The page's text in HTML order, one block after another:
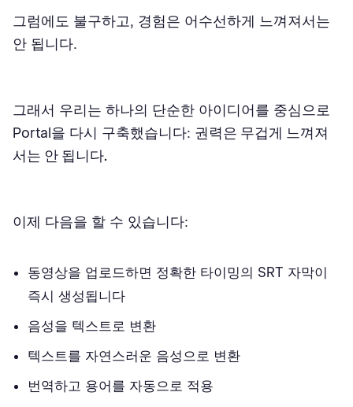
그럼에도 불구하고, 경험은 어수선하게 느껴져서는
안 됩니다.
그래서 우리는 하나의 단순한 아이디어를 중심으로
Portal을 다시 구축했습니다: 권력은 무겁게 느껴져
서는 안 됩니다.
이제 다음을 할 수 있습니다:
동영상을 업로드하면 정확한 타이밍의 SRT 자막이
즉시 생성됩니다
음성을 텍스트로 변환
텍스트를 자연스러운 음성으로 변환
번역하고 용어를 자동으로 적용